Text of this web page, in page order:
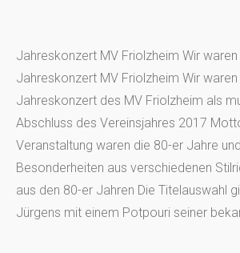
Jahreskonzert MV Friolzheim Wir
Jahreskonzert MV Friolzheim Wir
Jahreskonzert des MV Friolzheim als
Abschluss des Vereinsjahres 2017
Veranstaltung waren die 80-er Jahre
Besonderheiten aus verschiedenen
aus den 80-er Jahren Die Titelauswahl
Jürgens mit einem Potpouri seiner